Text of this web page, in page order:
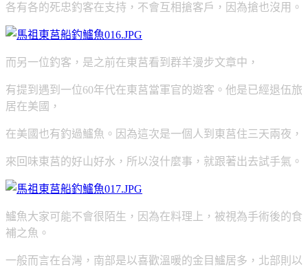
各有各的死忠釣客在支持，不會互相搶客戶，因為搶也沒用。
而另一位釣客，是之前在東莒看到群羊漫步文章中，
有提到遇到一位60年代在東莒當軍官的遊客。他是已經退伍旅
居在美國，
在美國也有釣過鱸魚。因為這次是一個人到東莒住三天兩夜，
來回味東莒的好山好水，所以沒什麼事，就跟著出去試手氣。
鱸魚大家可能不會很陌生，因為在料理上，被視為手術後的食
補之魚。
一般而言在台灣，南部是以喜歡溫暖的金目鱸居多，北部則以